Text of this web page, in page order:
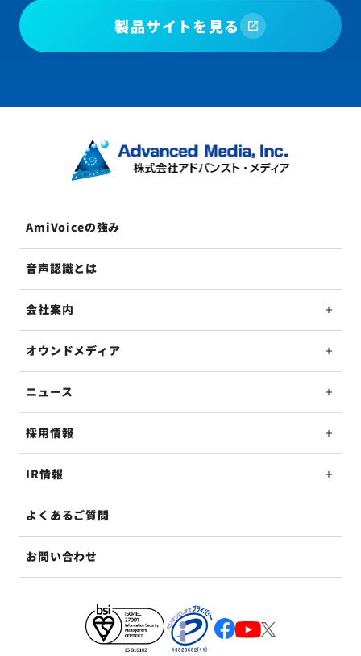
製品サイトを見る
AmiVoiceの強み
音声認識とは
会社案内
オウンドメディア
ニュース
採用情報
IR情報
よくあるご質問
お問い合わせ